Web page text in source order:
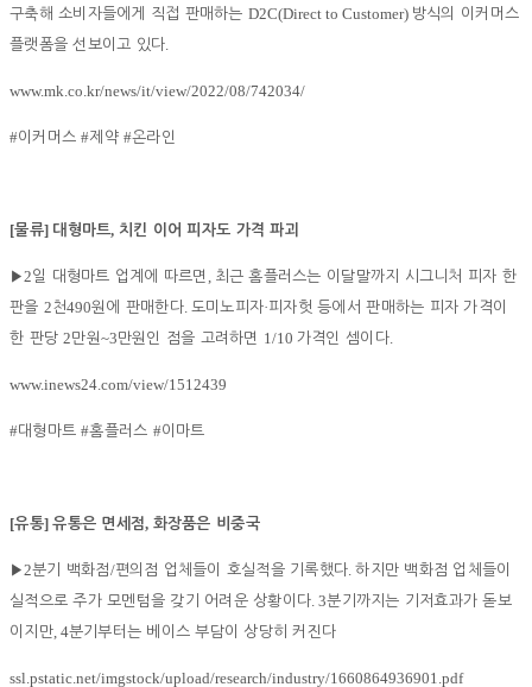
구축해 소비자들에게 직접 판매하는 D2C(Direct to Customer) 방식의 이커머스
플랫폼을 선보이고 있다.
www.mk.co.kr/news/it/view/2022/08/742034/
#이커머스#제약#온라인
[물류] 대형마트, 치킨 이어 피자도 가격 파괴
▶2일 대형마트 업계에 따르면 , 최근 홈플러스는 이달말까지 시그니처 피자 한
판을 2천490원에 판매한다. 도미노피자·피자헛 등에서 판매하는 피자 가격이
한 판당2만원 ~3만원인 점을 고려하면 1/10 가격인 셈이다.
www.inews24.com/view/1512439
#대형마트#홈플러스 #이마트
[유통]유통은 면세점, 화장품은 비중국
▶2분기 백화점/편의점 업체들이 호실적을 기록했다.하지만 백화점 업체들이
실적으로 주가 모멘텀을 갖기 어려운 상황이다. 3분기까지는 기저효과가 돋보
이지만, 4분기부터는 베이스 부담이 상당히 커진다
ssl.pstatic.net/imgstock/upload/research/industry/1660864936901.pdf